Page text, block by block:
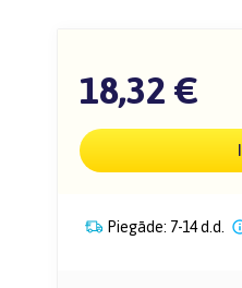
18,32 €
Piegāde: 7-14 d.d.